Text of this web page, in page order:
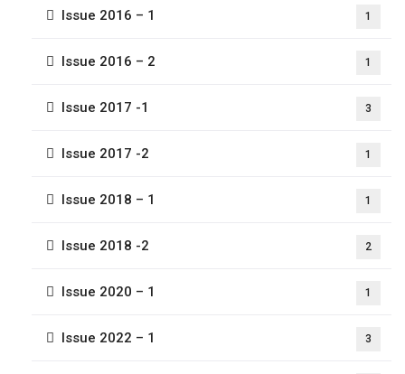
Issue 2016 – 1 1
Issue 2016 – 2 1
Issue 2017 -1 3
Issue 2017 -2 1
Issue 2018 – 1 1
Issue 2018 -2 2
Issue 2020 – 1 1
Issue 2022 – 1 3